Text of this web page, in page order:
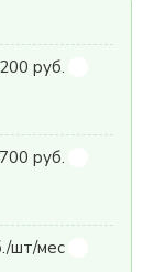
руб.
700 руб.
шт/мес